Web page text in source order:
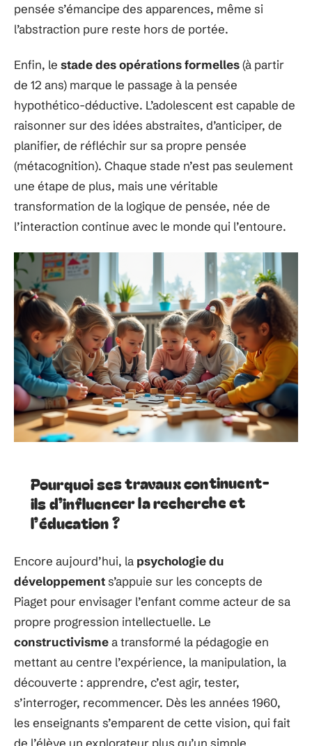
pensée s’émancipe des apparences, même si
l’abstraction pure reste hors de portée.
Enfin, le stade des opérations formelles(à partir
de 12 ans) marque le passage à la pensée
hypothético-déductive. L’adolescent est capable de
raisonner sur des idées abstraites, d’anticiper, de
planifier, de réfléchir sur sa propre pensée
(métacognition). Chaque stade n’est pas seulement
une étape de plus, mais une véritable
transformation de la logique de pensée, née de
l’interaction continue avec le monde qui l’entoure.
Pourquoi ses travaux continuent-
ils d’influencer la recherche et
l’éducation ?
Encore aujourd’hui, la psychologie du
développements’appuie sur les concepts de
Piaget pour envisager l’enfant comme acteur de sa
propre progression intellectuelle. Le
constructivismea transformé la pédagogie en
mettant au centre l’expérience, la manipulation, la
découverte : apprendre, c’est agir, tester,
s’interroger, recommencer. Dès les années 1960,
les enseignants s’emparent de cette vision, qui fait
de l’élève un explorateur plus qu’un simple